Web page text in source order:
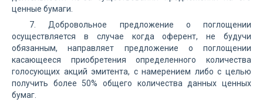
ценные бумаги.
7. Добровольное предложение о поглощении
осуществляется в случае когда оферент, не будучи
обязанным, направляет предложение о поглощении
касающееся приобретения определенного количества
голосующих акций эмитента, с намерением либо с целью
получить более 50% общего количества данных ценных
бумаг.